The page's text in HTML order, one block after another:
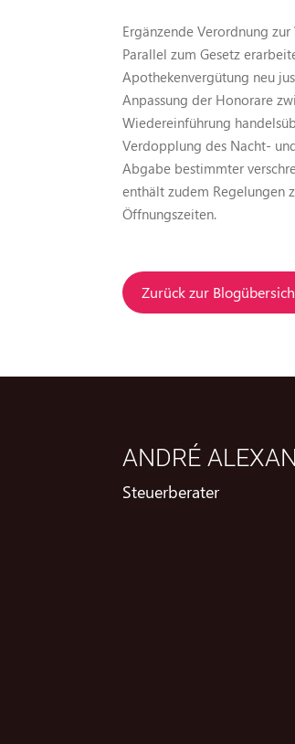
Ergänzende Verordnung
Parallel zum Gesetz
Apothekenvergütung neu
Anpassung der Honorare
Wiedereinführung
Verdopplung des Nacht-
Abgabe bestimmter
enthält zudem Regelungen
Öffnungszeiten.
Zurück zur
ANDRÉ
Steuerberater